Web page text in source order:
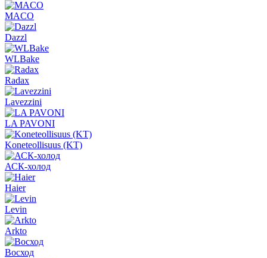
MACO
Dazzl
WLBake
Radax
Lavezzini
LA PAVONI
Koneteollisuus (KT)
АСК-холод
Haier
Levin
Arkto
Восход